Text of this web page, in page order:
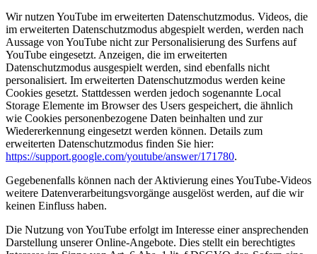
Wir nutzen YouTube im erweiterten Datenschutzmodus. Videos, die
im erweiterten Datenschutzmodus abgespielt werden, werden nach
Aussage von YouTube nicht zur Personalisierung des Surfens auf
YouTube eingesetzt. Anzeigen, die im erweiterten
Datenschutzmodus ausgespielt werden, sind ebenfalls nicht
personalisiert. Im erweiterten Datenschutzmodus werden keine
Cookies gesetzt. Stattdessen werden jedoch sogenannte Local
Storage Elemente im Browser des Users gespeichert, die ähnlich
wie Cookies personenbezogene Daten beinhalten und zur
Wiedererkennung eingesetzt werden können. Details zum
erweiterten Datenschutzmodus finden Sie hier:
https://support.google.com/youtube/answer/171780.
Gegebenenfalls können nach der Aktivierung eines YouTube-Videos
weitere Datenverarbeitungsvorgänge ausgelöst werden, auf die wir
keinen Einfluss haben.
Die Nutzung von YouTube erfolgt im Interesse einer ansprechenden
Darstellung unserer Online-Angebote. Dies stellt ein berechtigtes